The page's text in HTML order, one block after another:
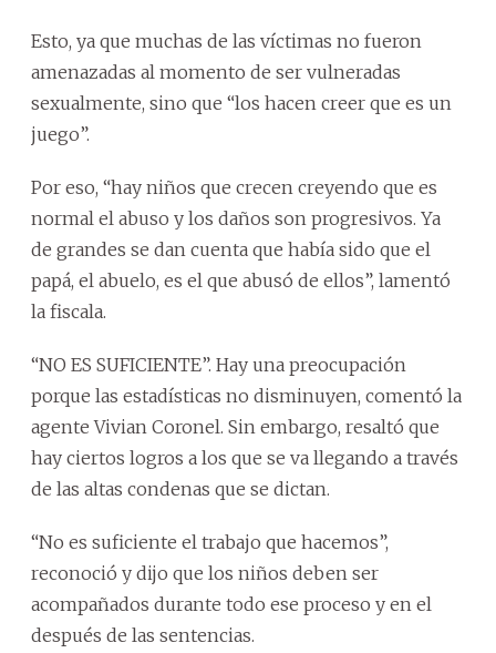
Esto, ya que muchas de las víctimas no fueron
amenazadas al momento de ser vulneradas
sexualmente, sino que “los hacen creer que es un
juego”.
Por eso, “hay niños que crecen creyendo que es
normal el abuso y los daños son progresivos. Ya
de grandes se dan cuenta que había sido que el
papá, el abuelo, es el que abusó de ellos”, lamentó
la fiscala.
“NO ES SUFICIENTE”. Hay una preocupación
porque las estadísticas no disminuyen, comentó la
agente Vivian Coronel. Sin embargo, resaltó que
hay ciertos logros a los que se va llegando a través
de las altas condenas que se dictan.
“No es suficiente el trabajo que hacemos”,
reconoció y dijo que los niños deben ser
acompañados durante todo ese proceso y en el
después de las sentencias.